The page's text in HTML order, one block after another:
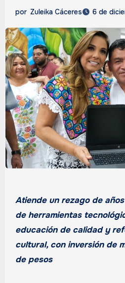
por Zuleika Cáceres 6 de
Atiende un rezago de
de herramientas
educación de calidad y
cultural, con inversión de
de pesos